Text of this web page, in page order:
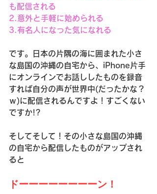
も配信される
2.意外と手軽に始められる
3.有名人になった気になれる
です。日本の片隅の海に囲まれた小さ
な島国の沖縄の自宅から、iPhone片手
にオンラインでお話ししたものを録音
すれば自分の声が世界中(だったかな？
ｗ)に配信されるんですよ！すごくない
ですか!?
そしてそして！その小さな島国の沖縄
の自宅から配信したものがアップされ
ると
ドーーーーーーーーン！